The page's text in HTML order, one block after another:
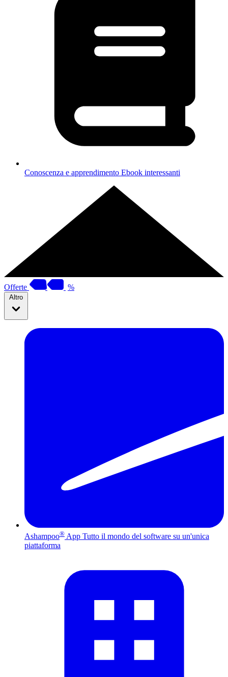
Conoscenza e apprendimento Ebook interessanti
Offerte %
Altro
Ashampoo® App Tutto il mondo del software su un'unica
piattaforma